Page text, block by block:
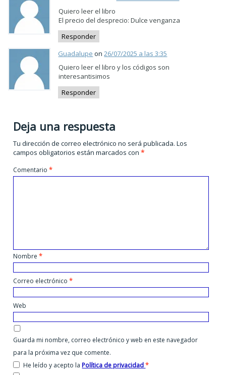
Quiero leer el libro
El precio del desprecio: Dulce venganza
Responder
Guadalupe on26/07/2025 a las 3:35
Quiero leer el libro y los códigos son
interesantisimos
Responder
Deja una respuesta
Tu dirección de correo electrónico no será publicada. Los
campos obligatorios están marcados con*
Comentario*
Nombre*
Correo electrónico*
Web
Guarda mi nombre, correo electrónico y web en este navegador
para la próxima vez que comente.
He leído y acepto laPolítica de privacidad*